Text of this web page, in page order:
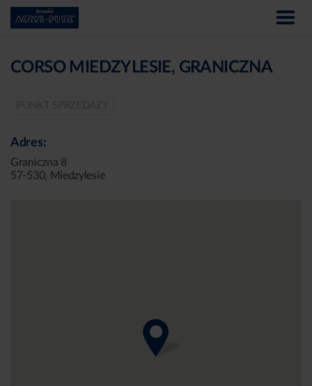
CORSO MIEDZYLESIE, GRANICZNA
Adres:
Graniczna 8
57-530, Miedzylesie